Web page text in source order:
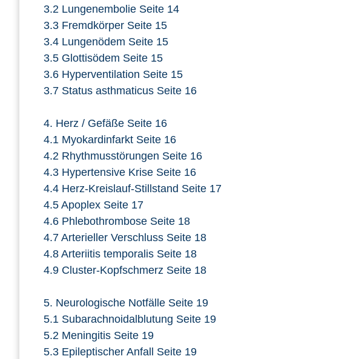
3.2 Lungenembolie Seite 14
3.3 Fremdkörper Seite 15
3.4 Lungenödem Seite 15
3.5 Glottisödem Seite 15
3.6 Hyperventilation Seite 15
3.7 Status asthmaticus Seite 16
4. Herz / Gefäße Seite 16
4.1 Myokardinfarkt Seite 16
4.2 Rhythmusstörungen Seite 16
4.3 Hypertensive Krise Seite 16
4.4 Herz-Kreislauf-Stillstand Seite 17
4.5 Apoplex Seite 17
4.6 Phlebothrombose Seite 18
4.7 Arterieller Verschluss Seite 18
4.8 Arteriitis temporalis Seite 18
4.9 Cluster-Kopfschmerz Seite 18
5. Neurologische Notfälle Seite 19
5.1 Subarachnoidalblutung Seite 19
5.2 Meningitis Seite 19
5.3 Epileptischer Anfall Seite 19